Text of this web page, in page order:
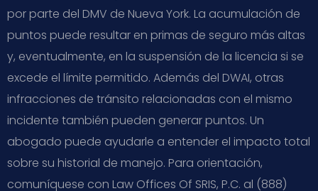
por parte del DMV de Nueva York. La acumulación de
puntos puede resultar en primas de seguro más altas
y, eventualmente, en la suspensión de la licencia si se
excede el límite permitido. Además del DWAI, otras
infracciones de tránsito relacionadas con el mismo
incidente también pueden generar puntos. Un
abogado puede ayudarle a entender el impacto total
sobre su historial de manejo. Para orientación,
comuníquese con Law Offices Of SRIS, P.C. al (888)